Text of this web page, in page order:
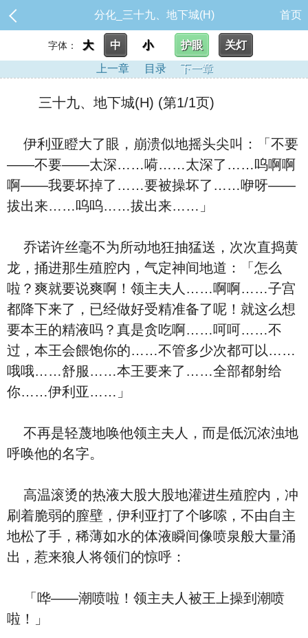
分化_三十九、地下城(H) 首页
字体： 大 中 小 护眼
关灯
上一章
目录 下一章
三十九、地下城(H) (第1/1页)
伊利亚瞪大了眼，崩溃似地摇头尖叫：「不要
——不要——太深……嗬……太深了……呜啊啊
啊——我要坏掉了……要被操坏了……咿呀——
拔出来……呜呜……拔出来……」
乔诺许丝毫不为所动地狂抽猛送，次次直捣黄
龙，捅进那生殖腔内，气定神间地道：「怎么
啦？爽就要说爽啊！领主夫人……啊啊……子宫
都降下来了，已经做好受精准备了呢！就这么想
要本王的精液吗？真是贪吃啊……呵呵……不
过，本王会餵饱你的……不管多少次都可以……
哦哦……舒服……本王要来了……全部都射给
你……伊利亚……」
不再是轻蔑地唤他领主夫人，而是低沉浓浊地
呼唤他的名字。
高温滚烫的热液大股大股地灌进生殖腔内，冲
刷着脆弱的膣壁，伊利亚打了个哆嗦，不由自主
地松了手，稀薄如水的体液瞬间像喷泉般大量涌
出，惹来狼人将领们的惊呼：
「哗——潮喷啦！领主夫人被王上操到潮喷
啦！」